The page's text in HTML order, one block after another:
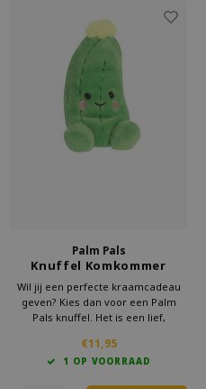
Palm Pals
Knuffel Komkommer
Aurora 13 cm
Wil jij een perfecte kraamcadeau
geven? Kies dan voor een Palm
Pals knuffel. Het is een lief,
een pasgeboren baby. Bestel nu en
verras kersverse ouders met een
€11,95
1 OP VOORRAAD